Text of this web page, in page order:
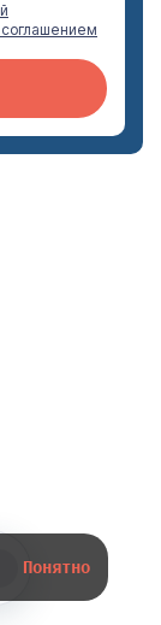
соглашением
Понятно